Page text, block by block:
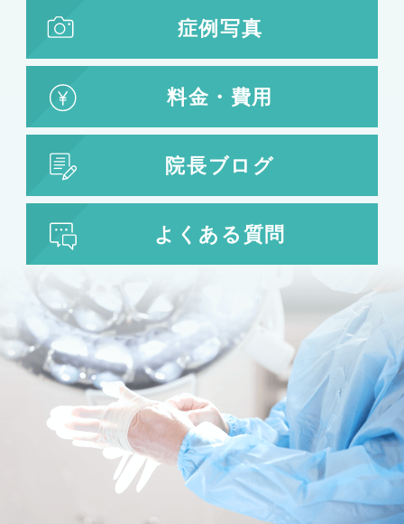
症例写真
料金・費用
院長ブログ
よくある質問